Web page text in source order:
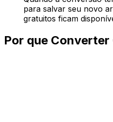
para salvar seu novo
gratuitos ficam
Por que Converter